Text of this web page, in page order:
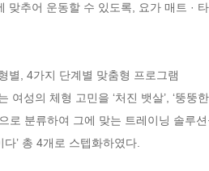
맞추어 운동할 수 있도록, 요가 매트 ·
별, 4가지 단계별 맞춤형 프로그램
여성의 체형 고민을 ‘처진 뱃살’, ‘뚱뚱
로 분류하여 그에 맞는 트레이닝 솔루
다’ 총 4개로 스텝화하였다.